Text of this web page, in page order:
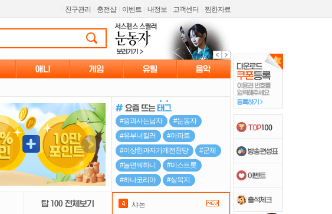
친구관리 충전샵 이벤트 내정보 고객센터 찜한자료
샤논